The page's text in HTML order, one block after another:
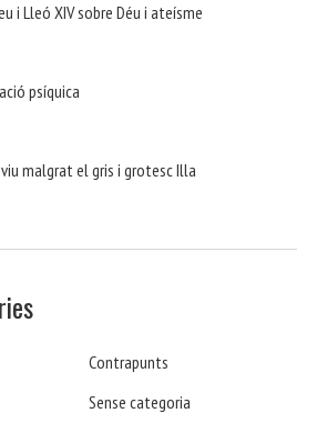
i Lleó XIV sobre Déu i ateísme
psíquica
malgrat el gris i grotesc Illa
Contrapunts
Sense categoria